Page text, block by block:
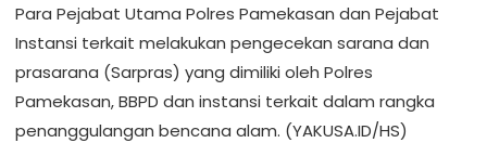
Para Pejabat Utama Polres Pamekasan dan Pejabat
Instansi terkait melakukan pengecekan sarana dan
prasarana (Sarpras) yang dimiliki oleh Polres
Pamekasan, BBPD dan instansi terkait dalam rangka
penanggulangan bencana alam. (YAKUSA.ID/HS)